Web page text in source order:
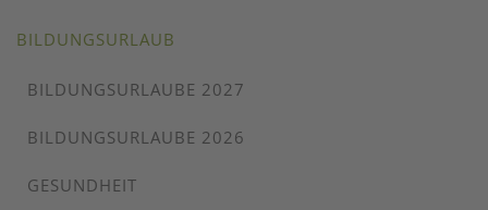
BILDUNGSURLAUB
BILDUNGSURLAUBE 2027
BILDUNGSURLAUBE 2026
GESUNDHEIT